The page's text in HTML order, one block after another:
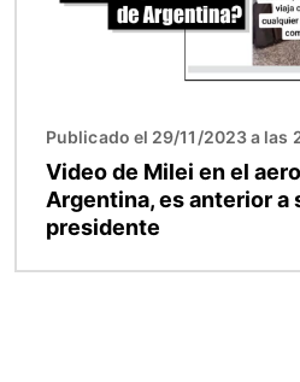
Publicado el 29/11/2023 a las
Video de Milei en el
Argentina, es anterior a
presidente